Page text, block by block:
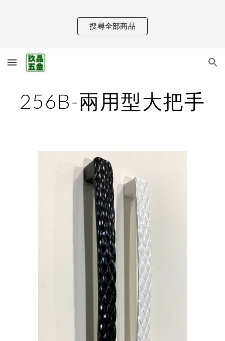
Skip to main content
搜尋全部商品
256B-兩用型大把手